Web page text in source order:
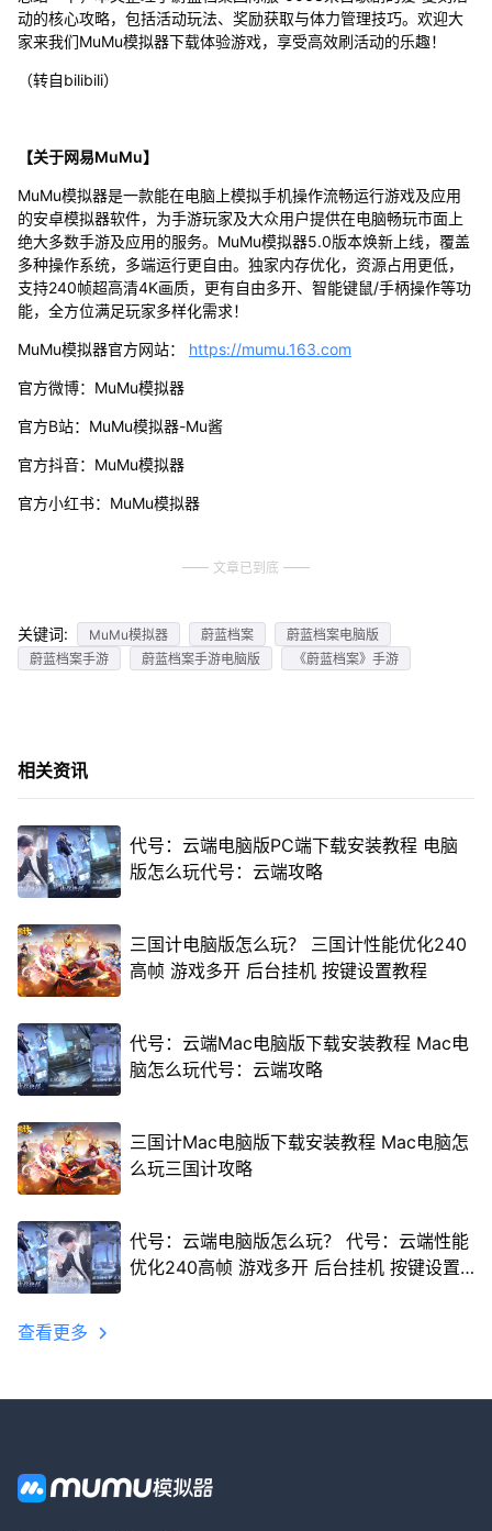
动的核心攻略，包括活动玩法、奖励获取与体力管理技巧。欢迎大
家来我们MuMu模拟器下载体验游戏，享受高效刷活动的乐趣！
（转自bilibili）
【关于网易MuMu】
MuMu模拟器是一款能在电脑上模拟手机操作流畅运行游戏及应用
的安卓模拟器软件，为手游玩家及大众用户提供在电脑畅玩市面上
绝大多数手游及应用的服务。MuMu模拟器5.0版本焕新上线，覆盖
多种操作系统，多端运行更自由。独家内存优化，资源占用更低，
支持240帧超高清4K画质，更有自由多开、智能键鼠/手柄操作等功
能，全方位满足玩家多样化需求！
MuMu模拟器官方网站： https://mumu.163.com
官方微博：MuMu模拟器
官方B站：MuMu模拟器-Mu酱
官方抖音：MuMu模拟器
官方小红书：MuMu模拟器
文章已到底
关键词: MuMu模拟器 蔚蓝档案
蔚蓝档案电脑版
蔚蓝档案手游
蔚蓝档案手游电脑版 《蔚蓝档案》手游
相关资讯
代号：云端电脑版PC端下载安装教程 电脑
版怎么玩代号：云端攻略
三国计电脑版怎么玩？ 三国计性能优化240
高帧 游戏多开 后台挂机 按键设置教程
代号：云端Mac电脑版下载安装教程 Mac电
脑怎么玩代号：云端攻略
三国计Mac电脑版下载安装教程 Mac电脑怎
么玩三国计攻略
代号：云端电脑版怎么玩？ 代号：云端性能
优化240高帧 游戏多开 后台挂机 按键设置
查看更多